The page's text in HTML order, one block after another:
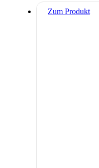
Zum Produkt